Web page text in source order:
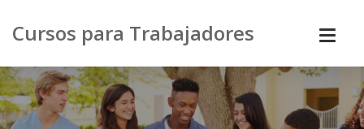
Cursos para Trabajadores